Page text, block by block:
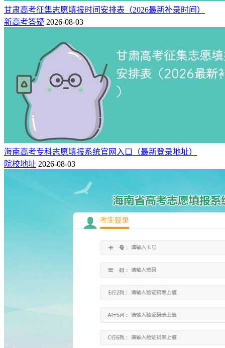
甘肃高考征集志愿填报时间安排表（2026最新补录时间）
新高考答疑 2026-08-03
海南高考专科志愿填报系统官网入口（最新登录地址）
院校地址 2026-08-03